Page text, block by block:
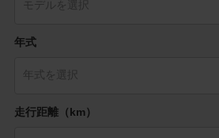
年式
走行距離（km）